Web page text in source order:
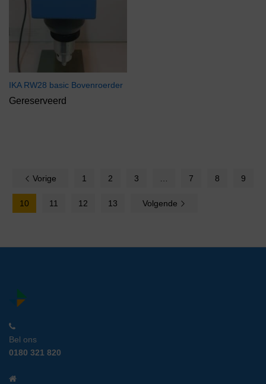
IKA RW28 basic Bovenroerder
Gereserveerd
Vorige 1 2 3 7 8 9
10 11 12 13 Volgende
Bel ons
0180 321 820